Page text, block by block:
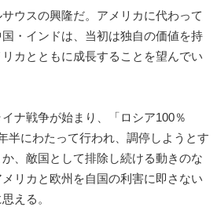
ウスの興隆だ。アメリカに代わって
・インドは、当初は独自の価値を持
カとともに成長することを望んでい
ナ戦争が始まり、「ロシア100％
半にわたって行われ、調停しようとす
、敵国として排除し続ける動きのな
リカと欧州を自国の利害に即さない
える。